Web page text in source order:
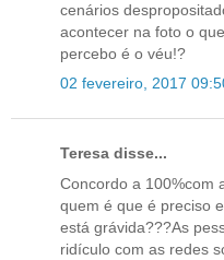
cenários
acontecer na foto o
percebo é o véu!?
02 fevereiro, 2017
Teresa disse...
Concordo a 100%com
quem é que é preciso
está grávida???As
ridículo com as redes